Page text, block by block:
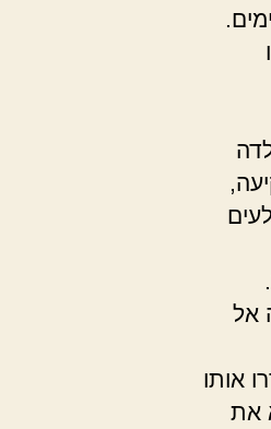
אל
אותו
את